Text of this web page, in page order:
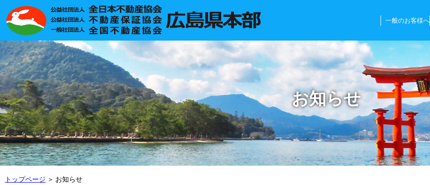
一般のお客様へ
お知らせ
トップページ お知らせ